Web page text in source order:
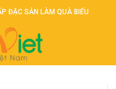
ĐẶC SẢN LÀM QUÀ BIẾU